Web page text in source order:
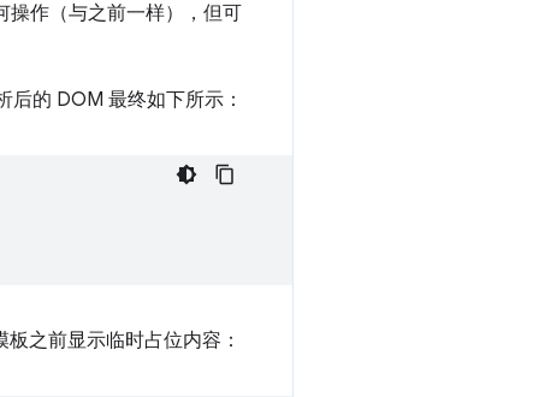
作（与之前一样），但可
的 DOM 最终如下所示：
之前显示临时占位内容：